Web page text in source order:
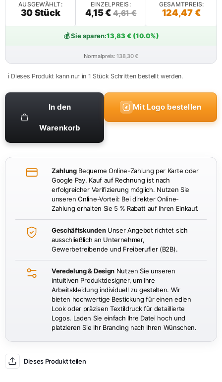
AUSGEWÄHLT:
30 Stück
EINZELPREIS:
4,15 € 4,61 €
GESAMTPREIS:
124,47 €
💰 Sie sparen:13,83 € (10.0%)
Normalpreis:138,30 €
ℹ️ Dieses Produkt kann nur in 1 Stück Schritten bestellt werden.
In den
Warenkorb
Mit Logo bestellen
ZahlungBequeme Online-Zahlung per Karte oder
Google Pay. Kauf auf Rechnung ist nach
erfolgreicher Verifizierung möglich. Nutzen Sie
unseren Online-Vorteil: Bei direkter Online-
Zahlung erhalten Sie 5 % Rabatt auf Ihren Einkauf.
GeschäftskundenUnser Angebot richtet sich
ausschließlich an Unternehmer,
Gewerbetreibende und Freiberufler (B2B).
Veredelung & DesignNutzen Sie unseren
intuitiven Produktdesigner, um Ihre
Arbeitskleidung individuell zu gestalten. Wir
bieten hochwertige Bestickung für einen edlen
Look oder präzisen Textildruck für detaillierte
Logos. Laden Sie einfach Ihre Datei hoch und
platzieren Sie Ihr Branding nach Ihren Wünschen.
Dieses Produkt teilen